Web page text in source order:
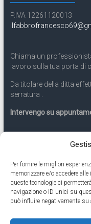
Per fornire le migliori
memorizzare e/o accedere
queste tecnologie ci
navigazione o ID unici su
può influire negativamente
P.IVA 12261120013
Chiama un
lavoro sulla tua porta di
Da titolare della ditta
serratura .
Intervengo su
Servizio 24
Cell
Eseguiamo anche lavori
ore